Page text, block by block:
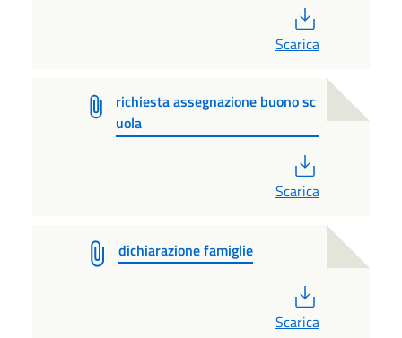
Scarica
richiesta assegnazione buono sc
uola
Scarica
dichiarazione famiglie
Scarica